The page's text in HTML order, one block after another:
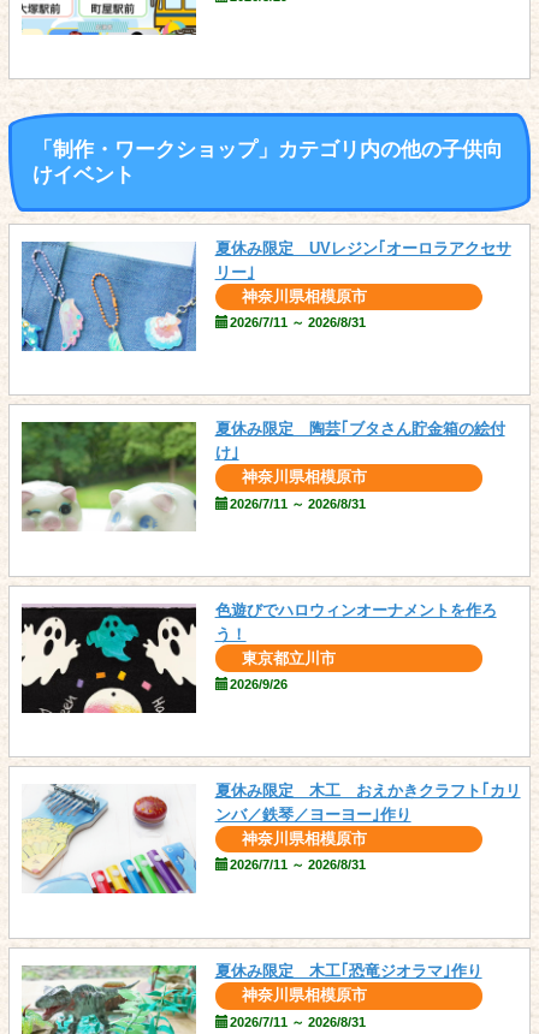
「制作・ワークショップ」カテゴリ内の他の子供向
けイベント
夏休み限定 UVレジン｢オーロラアクセサ
リー｣
神奈川県相模原市
2026/7/11 ～ 2026/8/31
夏休み限定 陶芸｢ブタさん貯金箱の絵付
け｣
神奈川県相模原市
2026/7/11 ～ 2026/8/31
色遊びでハロウィンオーナメントを作ろ
う！
東京都立川市
2026/9/26
夏休み限定 木工 おえかきクラフト｢カリ
ンバ／鉄琴／ヨーヨー｣作り
神奈川県相模原市
2026/7/11 ～ 2026/8/31
夏休み限定 木工｢恐竜ジオラマ｣作り
神奈川県相模原市
2026/7/11 ～ 2026/8/31